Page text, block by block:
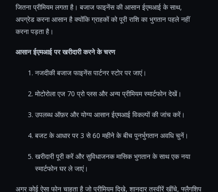
जितना प्रीमियम लगता है। बजाज फाइनेंस की आसान ईएमआई के साथ,
अपग्रेड करना आसान है क्योंकि ग्राहकों को पूरी राशि का भुगतान पहले नहीं
करना पड़ता है।
आसान ईएमआई पर खरीदारी करने के चरण
नजदीकी बजाज फाइनेंस पार्टनर स्टोर पर जाएं।
मोटोरोला एज 70 प्रो प्लस और अन्य प्रीमियम स्मार्टफोन देखें।
उपलब्ध ऑफ़र और योग्य आसान ईएमआई विकल्पों की जांच करें।
बजट के आधार पर 3 से 60 महीने के बीच पुनर्भुगतान अवधि चुनें।
खरीदारी पूरी करें और सुविधाजनक मासिक भुगतान के साथ एक नया
स्मार्टफोन घर ले जाएं।
अगर कोई ऐसा फोन चाहता है जो प्रीमियम दिखे, शानदार तस्वीरें खींचे, फ्लैगशिप